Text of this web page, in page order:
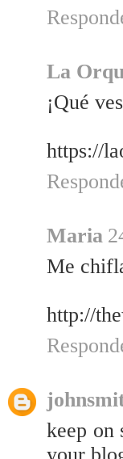
La
¡Qué
https://
Maria
Me
http://
keep on